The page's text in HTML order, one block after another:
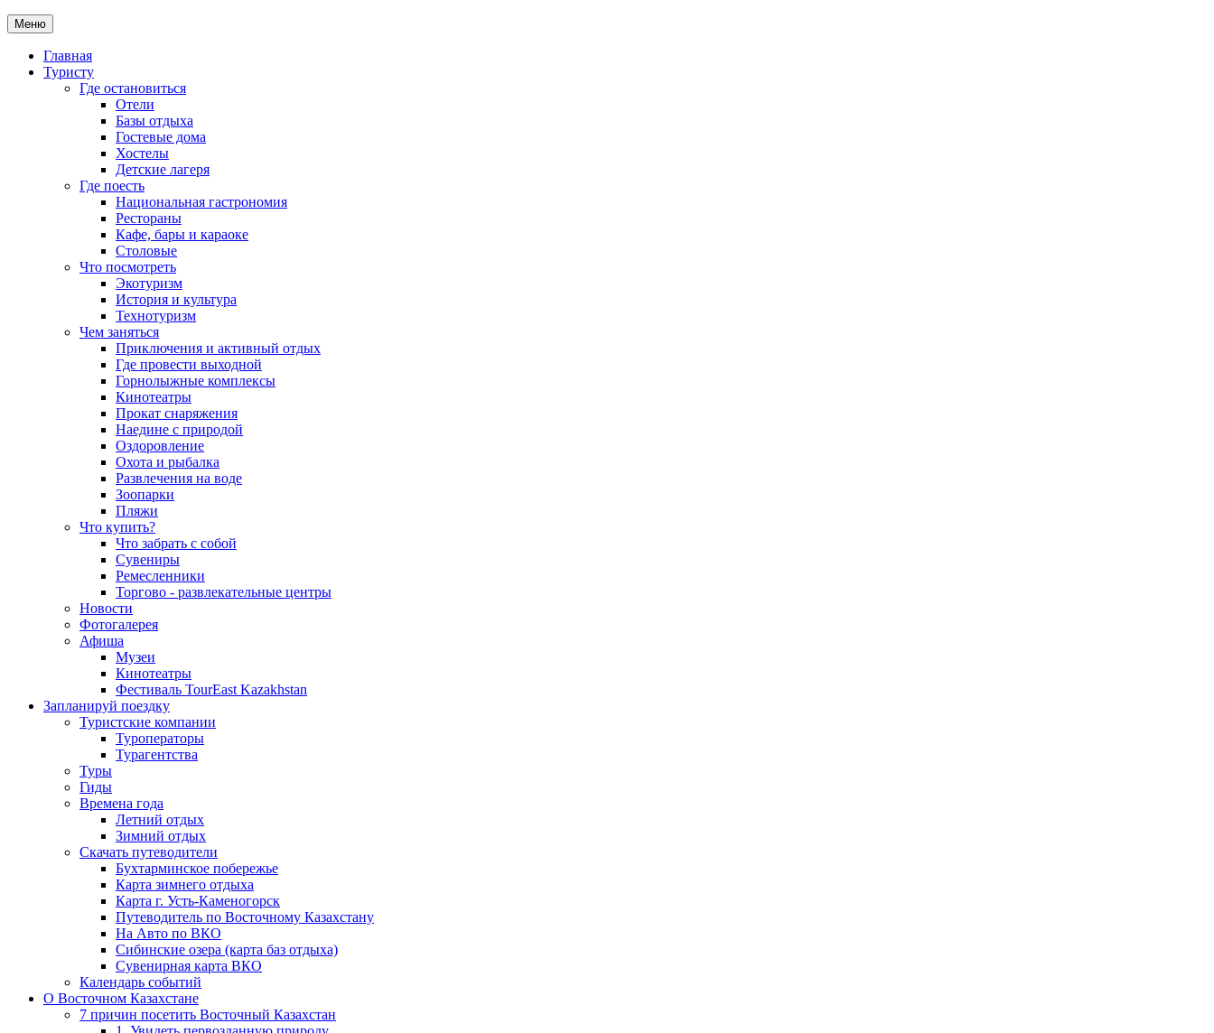
Меню
Главная
Туристу
Где остановиться
Отели
Базы отдыха
Гостевые дома
Хостелы
Детские лагеря
Где поесть
Национальная гастрономия
Рестораны
Кафе, бары и караоке
Столовые
Что посмотреть
Экотуризм
История и культура
Технотуризм
Чем заняться
Приключения и активный отдых
Где провести выходной
Горнолыжные комплексы
Кинотеатры
Прокат снаряжения
Наедине с природой
Оздоровление
Охота и рыбалка
Развлечения на воде
Зоопарки
Пляжи
Что купить?
Что забрать с собой
Сувениры
Ремесленники
Торгово - развлекательные центры
Новости
Фотогалерея
Афиша
Музеи
Кинотеатры
Фестиваль TourEast Kazakhstan
Запланируй поездку
Туристские компании
Туроператоры
Турагентства
Туры
Гиды
Времена года
Летний отдых
Зимний отдых
Скачать путеводители
Бухтарминское побережье
Карта зимнего отдыха
Карта г. Усть-Каменогорск
Путеводитель по Восточному Казахстану
На Авто по ВКО
Сибинские озера (карта баз отдыха)
Сувенирная карта ВКО
Календарь событий
О Восточном Казахстане
7 причин посетить Восточный Казахстан